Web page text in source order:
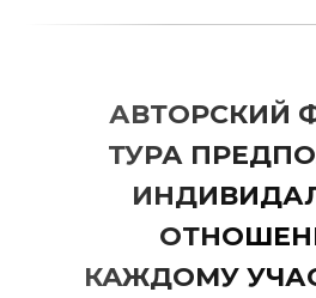
АВТОРСКИЙ
ТУРА
КАЖДОМУ